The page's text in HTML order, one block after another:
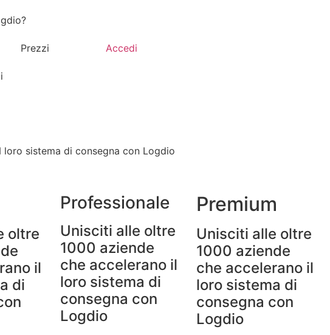
Prezzi Accedi
sistema di consegna con Logdio
oltre
il
di
Professionale
Unisciti alle oltre
1000 aziende
che accelerano il
loro sistema di
consegna con
Logdio
Premium
Unisciti alle oltre
1000 aziende
che accelerano il
loro sistema di
consegna con
Logdio